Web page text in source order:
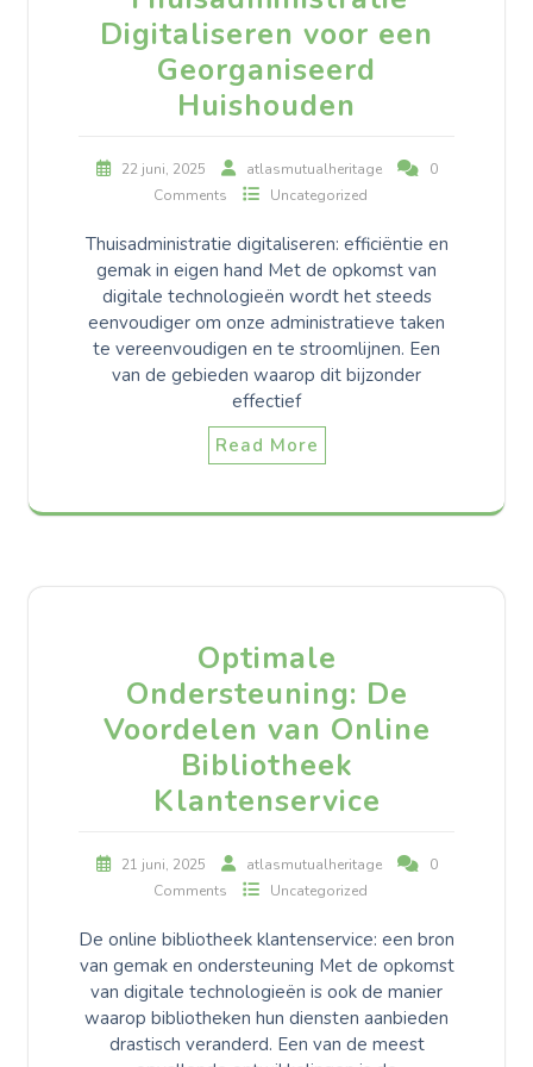
Digitaliseren voor een
Georganiseerd
Huishouden
22 juni, 2025 atlasmutualheritage
0
Comments
Uncategorized
Thuisadministratie digitaliseren: efficiëntie en
gemak in eigen hand Met de opkomst van
digitale technologieën wordt het steeds
eenvoudiger om onze administratieve taken
te vereenvoudigen en te stroomlijnen. Een
van de gebieden waarop dit bijzonder
effectief
Read More
Optimale
Ondersteuning: De
Voordelen van Online
Bibliotheek
Klantenservice
21 juni, 2025 atlasmutualheritage
0
Comments
Uncategorized
De online bibliotheek klantenservice: een bron
van gemak en ondersteuning Met de opkomst
van digitale technologieën is ook de manier
waarop bibliotheken hun diensten aanbieden
drastisch veranderd. Een van de meest